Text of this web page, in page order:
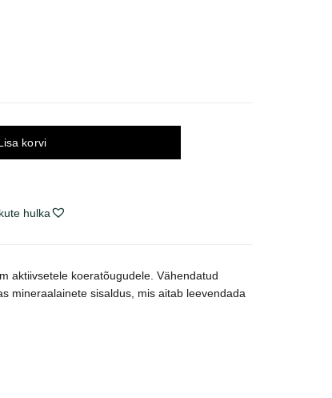
korvi
hulka
aktiivsetele koeratõugudele. Vähendatud
mineraalainete sisaldus, mis aitab leevendada